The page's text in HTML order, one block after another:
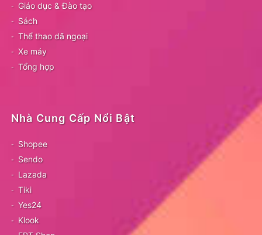
Giáo dục & Đào tạo
Sách
Thể thao dã ngoại
Xe máy
Tổng hợp
Nhà Cung Cấp Nổi Bật
Shopee
Sendo
Lazada
Tiki
Yes24
Klook